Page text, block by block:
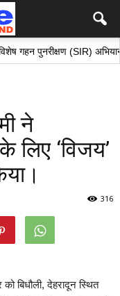
पुनरीक्षण (SIR) अभियान के
ने
लिए ‘विजय’
316
बिधौली, देहरादून स्थित